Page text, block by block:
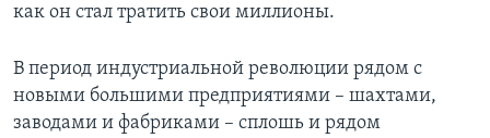
как он стал тратить свои миллионы.
В период индустриальной революции рядом с
новыми большими предприятиями – шахтами,
заводами и фабриками – сплошь и рядом